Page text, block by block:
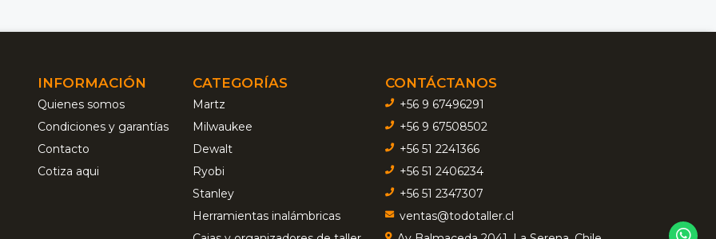
INFORMACIÓN
Quienes somos
Condiciones y garantías
Contacto
Cotiza aqui
CATEGORÍAS
Martz
Milwaukee
Dewalt
Ryobi
Stanley
Herramientas inalámbricas
CONTÁCTANOS
+56 9 67496291
+56 9 67508502
+56 51 2241366
+56 51 2406234
+56 51 2347307
ventas@todotaller.cl